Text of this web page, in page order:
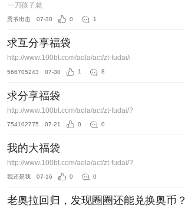
一刀孩子就
秀爷出击 07-30 0 1
求互分享福袋
http://www.100bt.com/aola/act/zt-fudai/i
566705243 07-30 1 8
求分享福袋
http://www.100bt.com/aola/act/zt-fudai/?
754102775 07-21 0 0
我的大福袋
http://www.100bt.com/aola/act/zt-fudai/?
我还是我 07-16 0 0
老奥拉回归，发现圈圈还能兑换奥币？